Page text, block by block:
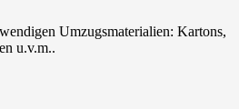
Umzugsmaterialien: Kartons,
u.v.m..